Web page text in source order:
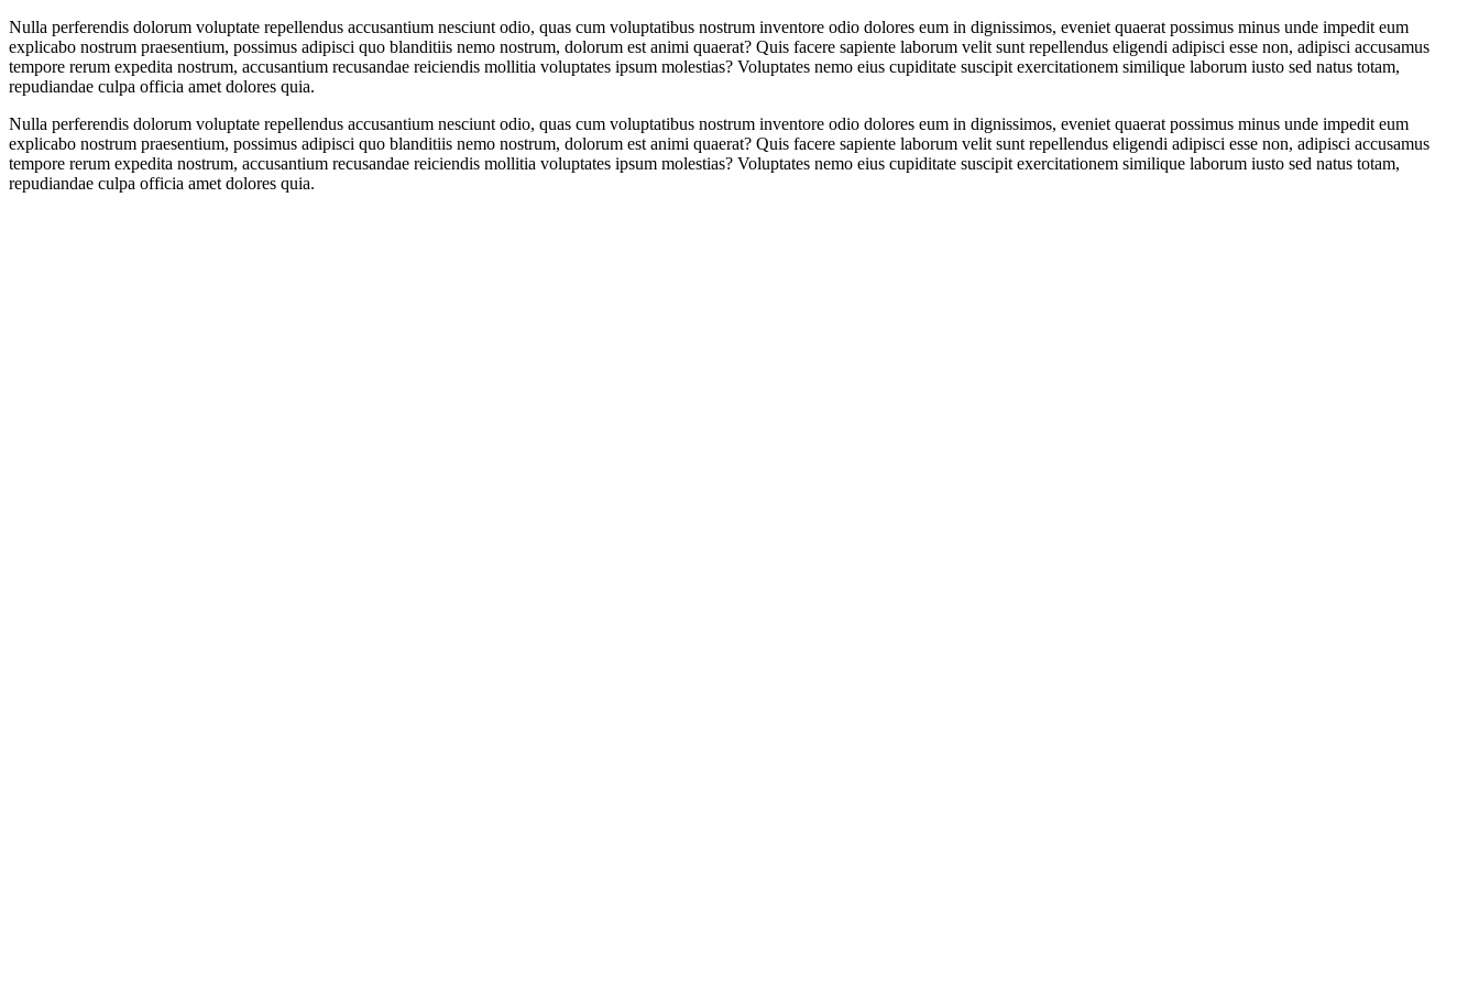
Nulla perferendis dolorum voluptate repellendus accusantium nesciunt odio, quas cum voluptatibus nostrum inventore odio dolores eum in dignissimos, eveniet quaerat possimus minus unde impedit eum
explicabo nostrum praesentium, possimus adipisci quo blanditiis nemo nostrum, dolorum est animi quaerat? Quis facere sapiente laborum velit sunt repellendus eligendi adipisci esse non, adipisci accusamus
tempore rerum expedita nostrum, accusantium recusandae reiciendis mollitia voluptates ipsum molestias? Voluptates nemo eius cupiditate suscipit exercitationem similique laborum iusto sed natus totam,
repudiandae culpa officia amet dolores quia.
Nulla perferendis dolorum voluptate repellendus accusantium nesciunt odio, quas cum voluptatibus nostrum inventore odio dolores eum in dignissimos, eveniet quaerat possimus minus unde impedit eum
explicabo nostrum praesentium, possimus adipisci quo blanditiis nemo nostrum, dolorum est animi quaerat? Quis facere sapiente laborum velit sunt repellendus eligendi adipisci esse non, adipisci accusamus
tempore rerum expedita nostrum, accusantium recusandae reiciendis mollitia voluptates ipsum molestias? Voluptates nemo eius cupiditate suscipit exercitationem similique laborum iusto sed natus totam,
repudiandae culpa officia amet dolores quia.